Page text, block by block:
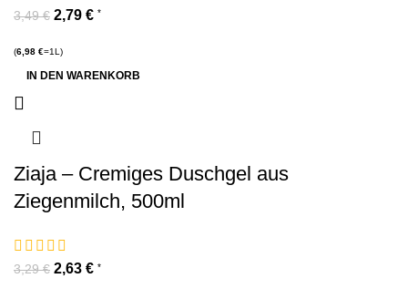
3,49€ 2,79 € *
(6,98 €=1L)
IN DEN WARENKORB
Ziaja – Cremiges Duschgel aus
Ziegenmilch, 500ml
3,29€ 2,63 € *